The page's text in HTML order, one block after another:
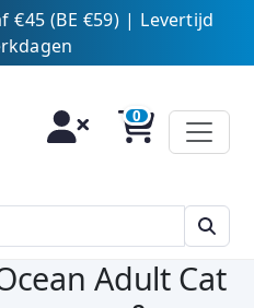
€45 (BE €59) | Levertijd
Adult Cat